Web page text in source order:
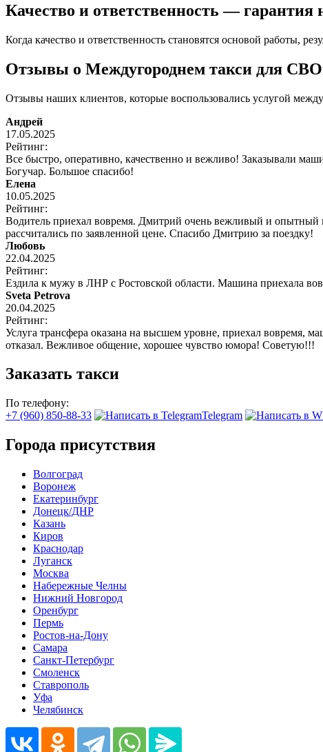
Качество и ответственность — гарантия
Когда качество и ответственность становятся основой работы,
Отзывы о Междугороднем такси для
Отзывы наших клиентов, которые воспользовались услугой
Андрей
17.05.2025
Рейтинг:
Все быстро, оперативно, качественно и вежливо! Заказывали
Богучар. Большое спасибо!
Елена
10.05.2025
Рейтинг:
Водитель приехал вовремя. Дмитрий очень вежливый и опытный
рассчитались по заявленной цене. Спасибо Дмитрию за поездку!
Любовь
22.04.2025
Рейтинг:
Ездила к мужу в ЛНР с Ростовской области. Машина приехала
Sveta Petrova
20.04.2025
Рейтинг:
Услуга трансфера оказана на высшем уровне, приехал вовремя,
отказал. Вежливое общение, хорошее чувство юмора! Советую!!!
Заказать такси
По телефону:
+7 (960) 850-88-33
Telegram
Города присутствия
Волгоград
Воронеж
Екатеринбург
Донецк/ДНР
Казань
Киров
Краснодар
Луганск
Москва
Набережные Челны
Нижний Новгород
Оренбург
Пермь
Ростов-на-Дону
Самара
Санкт-Петербург
Смоленск
Ставрополь
Уфа
Челябинск